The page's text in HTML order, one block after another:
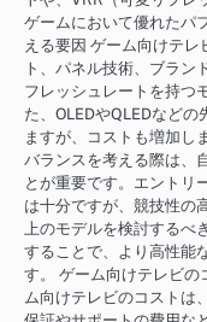
ゲームにおいて優れたパ
える要因 ゲーム向けテ
ト、パネル技術、ブラン
フレッシュレートを持つ
た、OLEDやQLEDなど
ますが、コストも増加し
バランスを考える際は、
とが重要です。エントリ
は十分ですが、競技性の
上のモデルを検討するべ
することで、より高性能
す。 ゲーム向けテレビの
ム向けテレビのコストは